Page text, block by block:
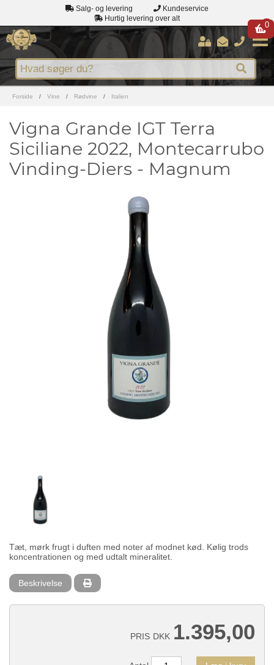
Salg- og levering
Kundeservice
Hurtig levering over alt
0
Forside / Vine / Rødvine / Italien
Vigna Grande IGT Terra
Siciliane 2022, Montecarrubo
Vinding-Diers - Magnum
Tæt, mørk frugt i duften med noter af modnet kød. Kølig trods
koncentrationen og med udtalt mineralitet.
Beskrivelse
PRIS DKK 1.395,00